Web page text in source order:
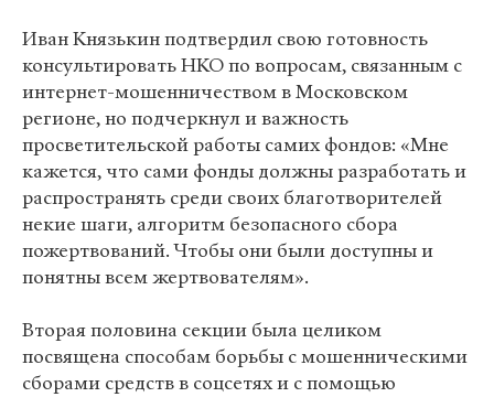
Иван Князькин подтвердил свою готовность
консультировать НКО по вопросам, связанным с
интернет-мошенничеством в Московском
регионе, но подчеркнул и важность
просветительской работы самих фондов: «Мне
кажется, что сами фонды должны разработать и
распространять среди своих благотворителей
некие шаги, алгоритм безопасного сбора
пожертвований. Чтобы они были доступны и
понятны всем жертвователям».
Вторая половина секции была целиком
посвящена способам борьбы с мошенническими
сборами средств в соцсетях и с помощью